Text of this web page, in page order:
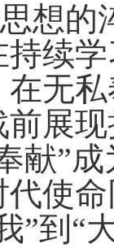
想的
续
无
展
献”
使
”到“